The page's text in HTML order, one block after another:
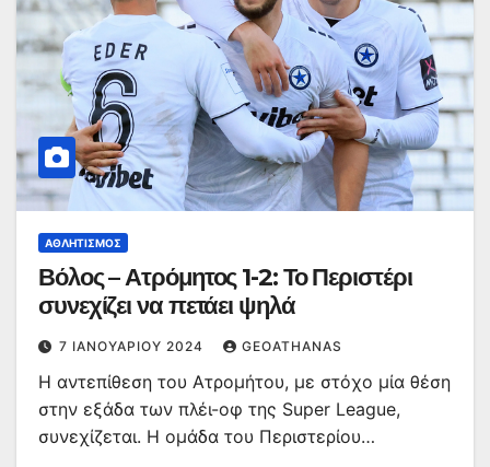
ΑΘΛΗΤΙΣΜΌΣ
Βόλος – Ατρόμητος 1-2: Το Περιστέρι
συνεχίζει να πετάει ψηλά
7 ΙΑΝΟΥΑΡΊΟΥ 2024 GEOATHANAS
Η αντεπίθεση του Ατρομήτου, με στόχο μία θέση
στην εξάδα των πλέι-οφ της Super League,
συνεχίζεται. Η ομάδα του Περιστερίου…